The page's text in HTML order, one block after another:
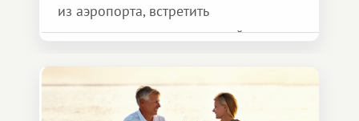
из аэропорта, встретить
представителя транспортной
и спокойно доехать до курорта.